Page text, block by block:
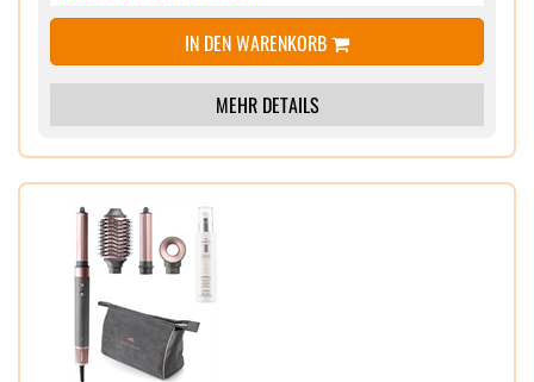
IN DEN WARENKORB
MEHR DETAILS